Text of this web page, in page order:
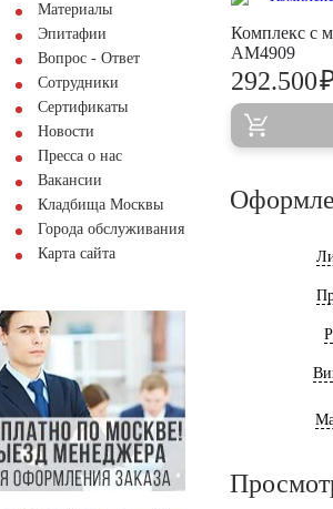
Материалы
Эпитафии
Вопрос - Ответ
Сотрудники
Сертификаты
Новости
Пресса о нас
Вакансии
Кладбища Москвы
Города обслуживания
Карта сайта
Комплекс с
AM4909
292.500